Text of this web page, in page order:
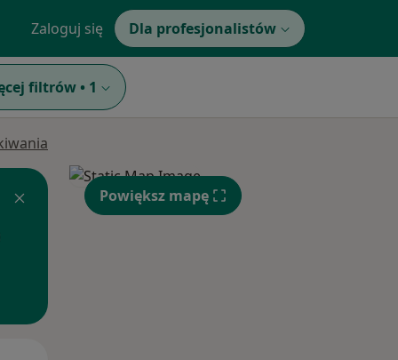
Zaloguj się Dla profesjonalistów
filtrów • 1
Powiększ mapę